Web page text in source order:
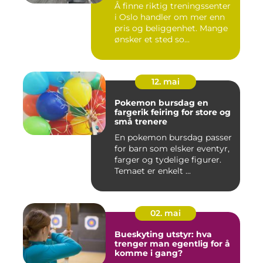
Å finne riktig treningssenter
i Oslo handler om mer enn
pris og beliggenhet. Mange
ønsker et sted so...
12. mai
Pokemon bursdag en
fargerik feiring for store og
små trenere
En pokemon bursdag passer
for barn som elsker eventyr,
farger og tydelige figurer.
Temaet er enkelt ...
02. mai
Bueskyting utstyr: hva
trenger man egentlig for å
komme i gang?